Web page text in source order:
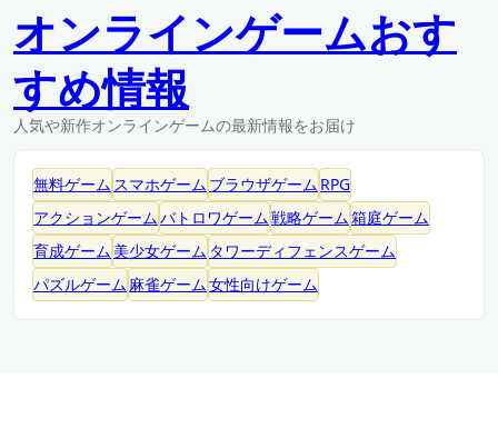
オンラインゲームおす
すめ情報
人気や新作オンラインゲームの最新情報をお届け
無料ゲーム スマホゲーム ブラウザゲーム RPG
アクションゲームバトロワゲーム戦略ゲーム箱庭ゲーム
育成ゲーム 美少女ゲーム タワーディフェンスゲーム
パズルゲーム 麻雀ゲーム女性向けゲーム